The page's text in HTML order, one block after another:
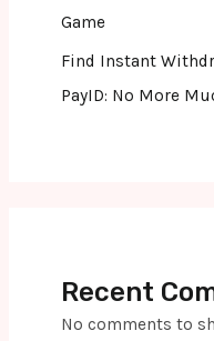
Game
Find Instant
PayID: No More
Recent
No comments to